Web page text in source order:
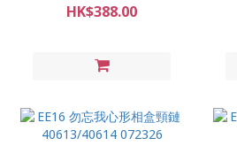
HK$388.00